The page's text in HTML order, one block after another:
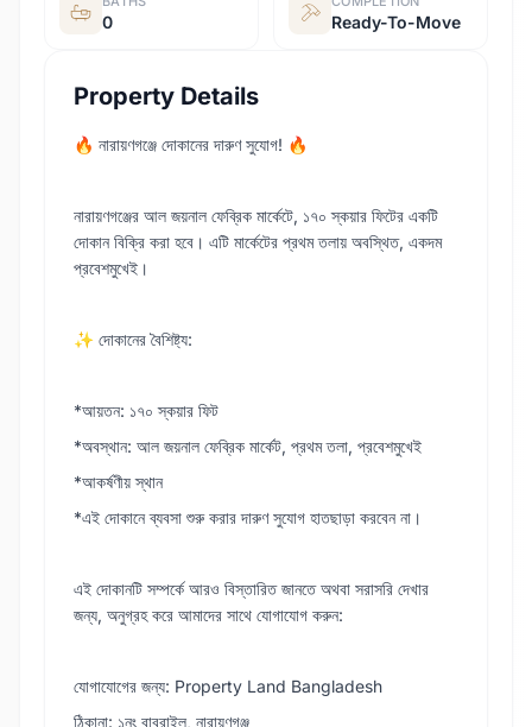
0 Ready-To-Move
Property Details
🔥 নারায়ণগঞ্জে দোকানের দারুণ সুযোগ! 🔥
নারায়ণগঞ্জের আল জয়নাল ফেব্রিক মার্কেটে, ১৭০ স্কয়ার ফিটের একটি
দোকান বিক্রি করা হবে। এটি মার্কেটের প্রথম তলায় অবস্থিত, একদম
প্রবেশমুখেই।
✨ দোকানের বৈশিষ্ট্য:
*আয়তন: ১৭০ স্কয়ার ফিট
*অবস্থান: আল জয়নাল ফেব্রিক মার্কেট, প্রথম তলা, প্রবেশমুখেই
*আকর্ষণীয় স্থান
*এই দোকানে ব্যবসা শুরু করার দারুণ সুযোগ হাতছাড়া করবেন না।
এই দোকানটি সম্পর্কে আরও বিস্তারিত জানতে অথবা সরাসরি দেখার
জন্য, অনুগ্রহ করে আমাদের সাথে যোগাযোগ করুন:
যোগাযোগের জন্য: Property Land Bangladesh
ঠিকানা: ১নং বাবুরাইল, নারায়ণগঞ্জ